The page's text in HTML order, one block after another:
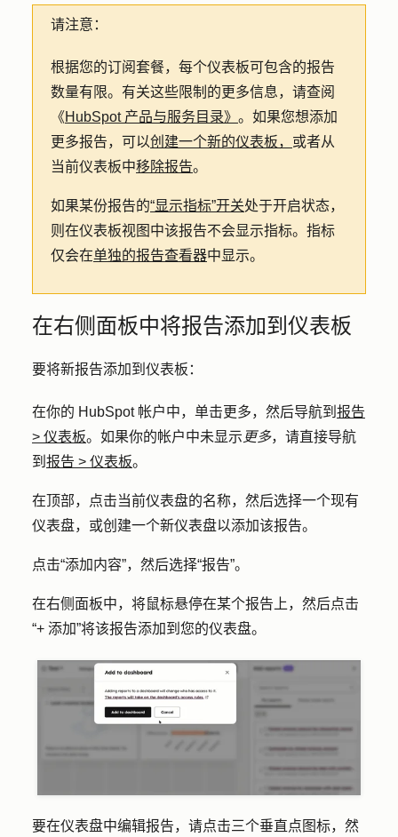
请注意：
根据您的订阅套餐，每个仪表板可包含的报告
数量有限。有关这些限制的更多信息，请查阅
《HubSpot 产品与服务目录》 。如果您想添加
更多报告，可以创建一个新的仪表板， 或者从
当前仪表板中移除报告。
如果某份报告的“显示指标”开关处于开启状态，
则在仪表板视图中该报告不会显示指标。指标
仅会在单独的报告查看器中显示。
在右侧面板中将报告添加到仪表板
要将新报告添加到仪表板：
在你的 HubSpot 帐户中，单击更多，然后导航到 报告
> 仪表板。如果你的帐户中未显示 更多，请直接导航
到 报告 > 仪表板。
在顶部，点击当前仪表盘的名称，然后选择一个现有
仪表盘，或创建一个新仪表盘以添加该报告。
点击“添加内容”，然后选择“报告”。
在右侧面板中，将鼠标悬停在某个报告 上，然后点击
“+ 添加”将该报告添加到您的仪表盘。
要在仪表盘中编辑报告，请点击三个垂直点 图标，然